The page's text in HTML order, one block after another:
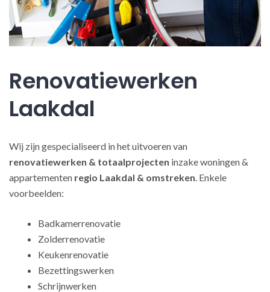
Renovatiewerken
Laakdal
Wij zijn gespecialiseerd in het uitvoeren van
renovatiewerken & totaalprojecten inzake woningen &
appartementen regio Laakdal & omstreken. Enkele
voorbeelden:
Badkamerrenovatie
Zolderrenovatie
Keukenrenovatie
Bezettingswerken
Schrijnwerken